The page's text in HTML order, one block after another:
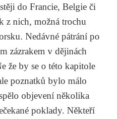
do Francie, Belgie či
z nich, možná trochu
Nedávné pátrání po
zázrakem v dějinách
že by se o této kapitole
poznatků bylo málo
objevení několika
poklady. Někteří